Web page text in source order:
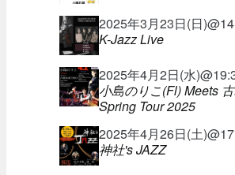
2025年3月23日(日
K-Jazz Live
2025年4月2日(水
小島のりこ(Fl) Meets
Spring Tour 2025
2025年4月26日(土
神社's JAZZ